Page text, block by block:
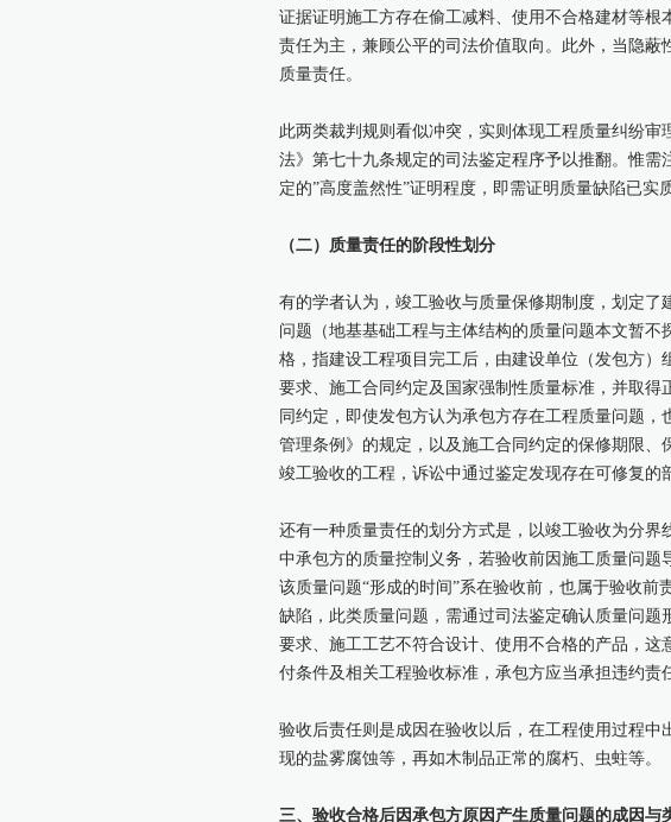
证据证明施工方存在偷工减料、使用不合格建材等
责任为主，兼顾公平的司法价值取向。此外，当隐
质量责任。
此两类裁判规则看似冲突，实则体现工程质量纠纷
法》第七十九条规定的司法鉴定程序予以推翻。惟
定的”高度盖然性”证明程度，即需证明质量缺陷已实
（二）质量责任的阶段性划分
有的学者认为，竣工验收与质量保修期制度，划定
问题（地基基础工程与主体结构的质量问题本文暂
格，指建设工程项目完工后，由建设单位（发包方
要求、施工合同约定及国家强制性质量标准，并取
同约定，即使发包方认为承包方存在工程质量问题
管理条例》的规定，以及施工合同约定的保修期限
竣工验收的工程，诉讼中通过鉴定发现存在可修复的
还有一种质量责任的划分方式是，以竣工验收为分
中承包方的质量控制义务，若验收前因施工质量问
该质量问题“形成的时间”系在验收前，也属于验收
缺陷，此类质量问题，需通过司法鉴定确认质量问
要求、施工工艺不符合设计、使用不合格的产品，
付条件及相关工程验收标准，承包方应当承担违约责
验收后责任则是成因在验收以后，在工程使用过程
现的盐雾腐蚀等，再如木制品正常的腐朽、虫蛀等。
三、验收合格后因承包方原因产生质量问题的成因与